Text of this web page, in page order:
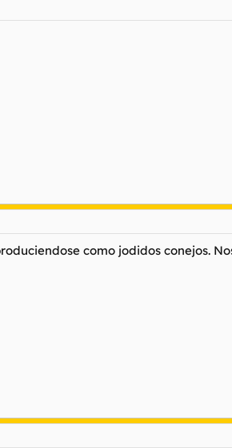
como jodidos conejos.